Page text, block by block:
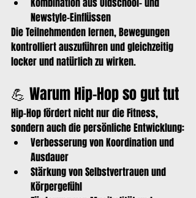
Newstyle-Einflüssen
Die Teilnehmenden lernen, Bewegungen
kontrolliert auszuführen und gleichzeitig
locker und natürlich zu wirken.
💪 Warum Hip-Hop so gut tut
Hip-Hop fördert nicht nur die Fitness,
sondern auch die persönliche Entwicklung:
Verbesserung von Koordination und
Ausdauer
Stärkung von Selbstvertrauen und
Körpergefühl